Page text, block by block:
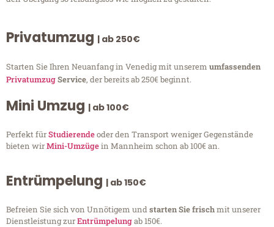
Privatumzug | ab 250€
Starten Sie Ihren Neuanfang in Venedig mit unserem umfassenden
PrivatumzugService, der bereits ab 250€ beginnt.
Mini Umzug | ab 100€
Perfekt fürStudierendeoder den Transport weniger Gegenstände
bieten wirMini-Umzügein Mannheim schon ab 100€ an.
Entrümpelung | ab 150€
Befreien Sie sich von Unnötigem undstarten Sie frischmit unserer
Dienstleistung zurEntrümpelungab 150€.